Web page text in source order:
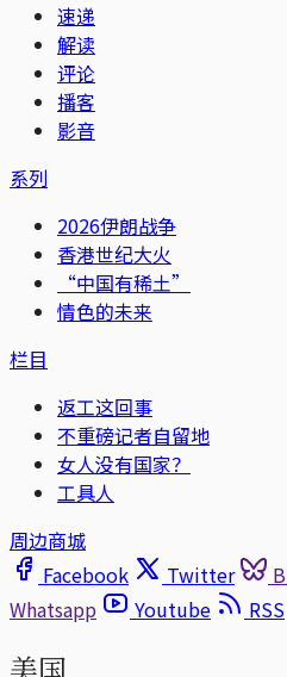
速递
解读
评论
播客
影音
系列
2026伊朗战争
香港世纪大火
“中国有稀土”
情色的未来
栏目
返工这回事
不重磅记者自留地
女人没有国家？
工具人
周边商城
Facebook
Twitter
Whatsapp
Youtube RSS
美国